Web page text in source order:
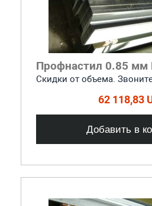
Профнастил 0.85 мм
Скидки от объема.
62 118,83
Добавить в